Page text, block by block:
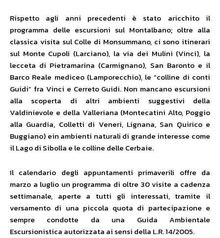
Rispetto agli anni precedenti è stato aricchito il
programma delle escursioni sul Montalbano; oltre alla
classica visita sul Colle di Monsummano, ci sono itinerari
sul Monte Cupoli (Larciano), la via dei Mulini (Vinci), la
lecceta di Pietramarina (Carmignano), San Baronto e il
Barco Reale mediceo (Lamporecchio), le “colline di conti
Guidi” fra Vinci e Cerreto Guidi. Non mancano escursioni
alla scoperta di altri ambienti suggestivi della
Valdinievole e della Valleriana (Montecatini Alto, Poggio
alla Guardia, Colletti di Veneri, Lignana, San Quirico e
Buggiano) ein ambienti naturali di grande interesse come
il Lago di Sibolla e le colline delle Cerbaie.
Il calendario degli appuntamenti primaverili offre da
marzo a luglio un programma di oltre 30 visite a cadenza
settimanale, aperte a tutti gli interessati, tramite il
versamento di una piccola quota di partecipazione e
sempre condotte da una Guida Ambientale
Escursionistica autorizzata ai sensi della L.R. 14/2005.